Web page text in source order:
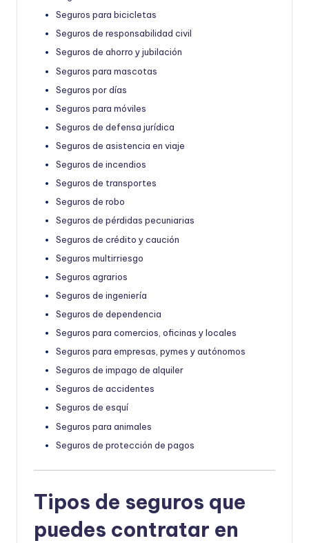
Seguros para bicicletas
Seguros de responsabilidad civil
Seguros de ahorro y jubilación
Seguros para mascotas
Seguros por días
Seguros para móviles
Seguros de defensa jurídica
Seguros de asistencia en viaje
Seguros de incendios
Seguros de transportes
Seguros de robo
Seguros de pérdidas pecuniarias
Seguros de crédito y caución
Seguros multirriesgo
Seguros agrarios
Seguros de ingeniería
Seguros de dependencia
Seguros para comercios, oficinas y locales
Seguros para empresas, pymes y autónomos
Seguros de impago de alquiler
Seguros de accidentes
Seguros de esquí
Seguros para animales
Seguros de protección de pagos
Tipos de seguros que
puedes contratar en